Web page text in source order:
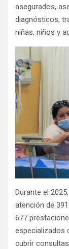
asegurados,
diagnósticos,
niñas, niños y
Durante el
atención de
677
especializados
cubrir